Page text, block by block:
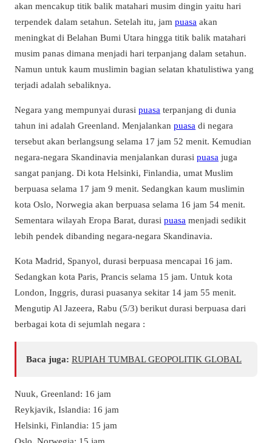
akan mencakup titik balik matahari musim dingin yaitu hari
terpendek dalam setahun. Setelah itu, jam puasa akan
meningkat di Belahan Bumi Utara hingga titik balik matahari
musim panas dimana menjadi hari terpanjang dalam setahun.
Namun untuk kaum muslimin bagian selatan khatulistiwa yang
terjadi adalah sebaliknya.
Negara yang mempunyai durasi puasa terpanjang di dunia
tahun ini adalah Greenland. Menjalankan puasa di negara
tersebut akan berlangsung selama 17 jam 52 menit. Kemudian
negara-negara Skandinavia menjalankan durasi puasa juga
sangat panjang. Di kota Helsinki, Finlandia, umat Muslim
berpuasa selama 17 jam 9 menit. Sedangkan kaum muslimin
kota Oslo, Norwegia akan berpuasa selama 16 jam 54 menit.
Sementara wilayah Eropa Barat, durasi puasa menjadi sedikit
lebih pendek dibanding negara-negara Skandinavia.
Kota Madrid, Spanyol, durasi berpuasa mencapai 16 jam.
Sedangkan kota Paris, Prancis selama 15 jam. Untuk kota
London, Inggris, durasi puasanya sekitar 14 jam 55 menit.
Mengutip Al Jazeera, Rabu (5/3) berikut durasi berpuasa dari
berbagai kota di sejumlah negara :
Baca juga: RUPIAH TUMBAL GEOPOLITIK GLOBAL
Nuuk, Greenland: 16 jam
Reykjavik, Islandia: 16 jam
Helsinki, Finlandia: 15 jam
Oslo, Norwegia: 15 jam